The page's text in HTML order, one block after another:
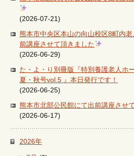
(2026-07-21)
熊本市中央区本山の向山校区8町内
前講座させて頂きました
(2026-06-29)
た・よ・り別冊版『特別養護老人ホ
夏・秋号vol.5 』本日発行です！
(2026-06-25)
熊本市北部公民館にて出前講座させ
(2026-06-17)
2026年